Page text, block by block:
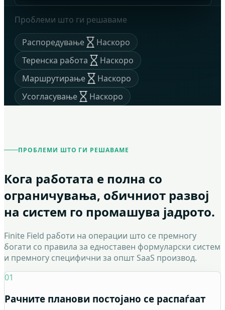
Проблеми што ги решаваме
Распоредување
Наскоро
Теренска работа
Наскоро
Маршрутирање
Наскоро
Усогласување
Наскоро
ПРОБЛЕМИ ШТО ГИ РЕШАВАМЕ
Кога работата е полна со
ограничувања, обичниот развој
на систем го промашува јадрото.
Finite Field работи на операции што се премногу
богати со правила за едноставен формуларски систем
и премногу специфични за општ SaaS производ.
01
Рачните планови постојано се распаѓаат